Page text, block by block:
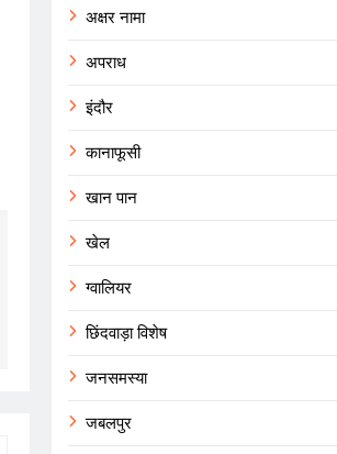
अक्षर नामा
अपराध
इंदौर
कानाफूसी
खान पान
खेल
ग्वालियर
छिंदवाड़ा विशेष
जनसमस्या
जबलपुर